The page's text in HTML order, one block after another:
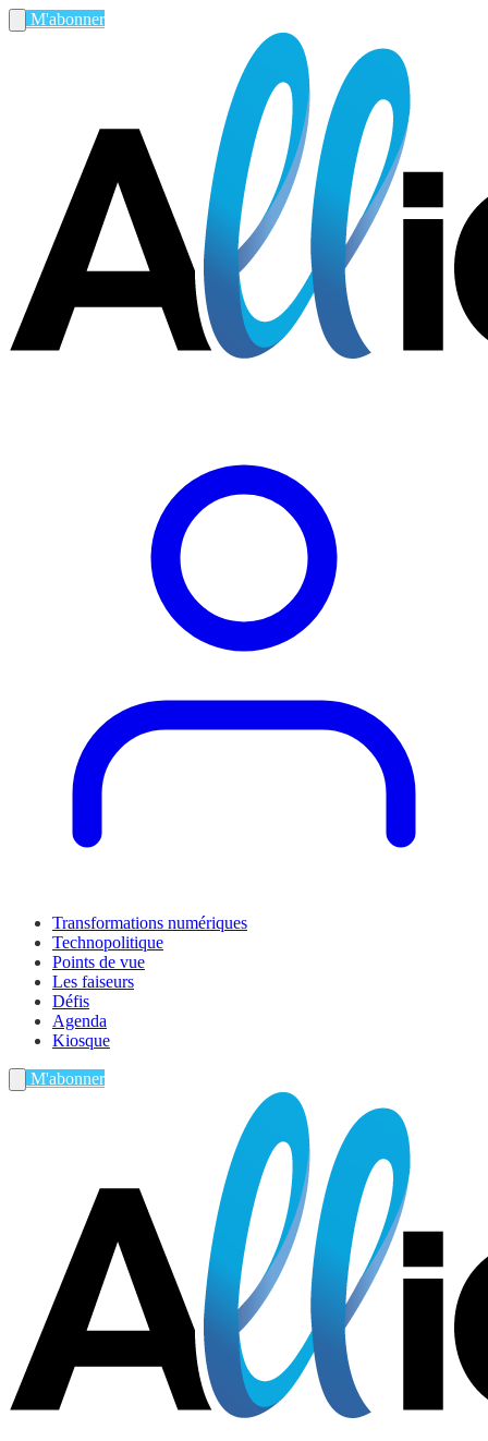
M'abonner
Transformations numériques
Technopolitique
Points de vue
Les faiseurs
Défis
Agenda
Kiosque
M'abonner